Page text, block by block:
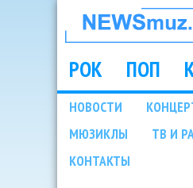
НОВОСТИ
МУЗЫКИ И
ШОУ
Main
РОК ПОП
НОВОСТИ
МЮЗИКЛЫ
ТВ И
КОНТАКТЫ